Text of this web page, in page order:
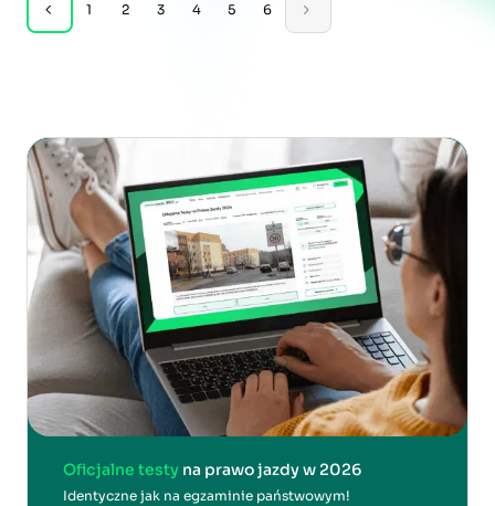
1 2 3 4 5 6
Oficjalne testy na prawo jazdy w 2026
Identyczne jak na egzaminie państwowym!